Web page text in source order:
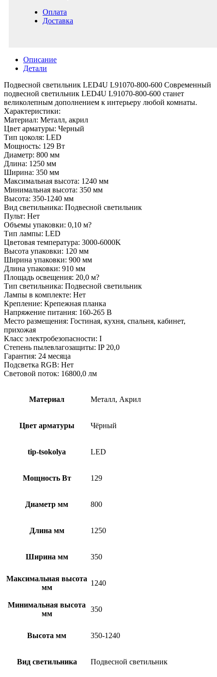
Оплата
Доставка
Описание
Детали
Подвесной светильник LED4U L91070-800-600 Современный
подвесной светильник LED4U L91070-800-600 станет
великолепным дополнением к интерьеру любой комнаты.
Характеристики:
Материал: Металл, акрил
Цвет арматуры: Черный
Тип цоколя: LED
Мощность: 129 Вт
Диаметр: 800 мм
Длина: 1250 мм
Ширина: 350 мм
Максимальная высота: 1240 мм
Минимальная высота: 350 мм
Высота: 350-1240 мм
Вид светильника: Подвесной светильник
Пульт: Нет
Объемы упаковки: 0,10 м?
Тип лампы: LED
Цветовая температура: 3000-6000K
Высота упаковки: 120 мм
Ширина упаковки: 900 мм
Длина упаковки: 910 мм
Площадь освещения: 20,0 м?
Тип светильника: Подвесной светильник
Лампы в комплекте: Нет
Крепление: Крепежная планка
Напряжение питания: 160-265 В
Место размещения: Гостиная, кухня, спальня, кабинет,
прихожая
Класс электробезопасности: I
Степень пылевлагозащиты: IP 20,0
Гарантия: 24 месяца
Подсветка RGB: Нет
Световой поток: 16800,0 лм
Материал Металл, Акрил
Цвет арматуры Чёрный
tip-tsokolya LED
Мощность Вт 129
Диаметр мм 800
Длина мм 1250
Ширина мм 350
Максимальная высота
мм
1240
Минимальная высота
мм
350
Высота мм 350-1240
Вид светильника Подвесной светильник